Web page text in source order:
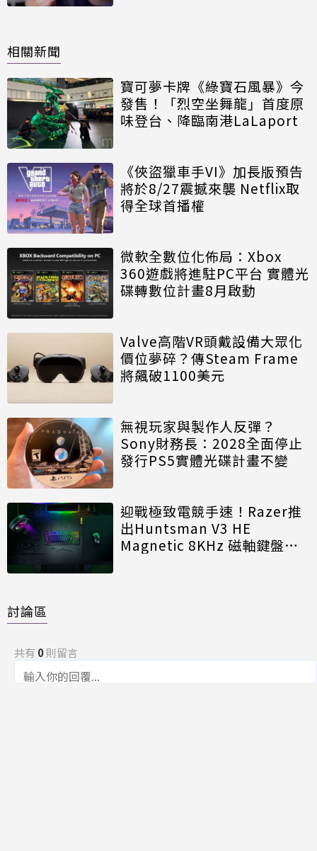
相關新聞
寶可夢卡牌《綠寶石風暴》今
發售！「烈空坐舞龍」首度原
味登台、降臨南港LaLaport
《俠盜獵車手VI》加長版預告
將於8/27震撼來襲 Netflix取
得全球首播權
微軟全數位化佈局：Xbox
360遊戲將進駐PC平台 實體光
碟轉數位計畫8月啟動
Valve高階VR頭戴設備大眾化
價位夢碎？傳Steam Frame
將飆破1100美元
無視玩家與製作人反彈？
Sony財務長：2028全面停止
發行PS5實體光碟計畫不變
迎戰極致電競手速！Razer推
出Huntsman V3 HE
Magnetic 8KHz 磁軸鍵盤效
討論區
共有 0則留言